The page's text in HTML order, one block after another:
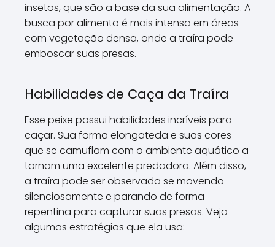
insetos, que são a base da sua alimentação. A
busca por alimento é mais intensa em áreas
com vegetação densa, onde a traíra pode
emboscar suas presas.
Habilidades de Caça da Traíra
Esse peixe possui habilidades incríveis para
caçar. Sua forma elongateda e suas cores
que se camuflam com o ambiente aquático a
tornam uma excelente predadora. Além disso,
a traíra pode ser observada se movendo
silenciosamente e parando de forma
repentina para capturar suas presas. Veja
algumas estratégias que ela usa: